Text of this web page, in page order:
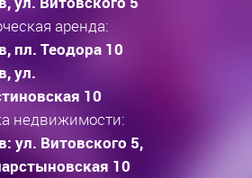
аренда:
пл. Теодора 10
ул.
10
недвижимости:
ул. Витовского 5,
10